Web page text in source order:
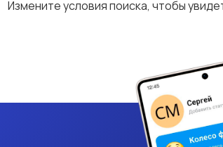
Измените условия поиска, чтобы